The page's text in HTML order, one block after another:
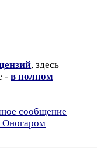
, здесь
- в полном
сообщение
Оногаром